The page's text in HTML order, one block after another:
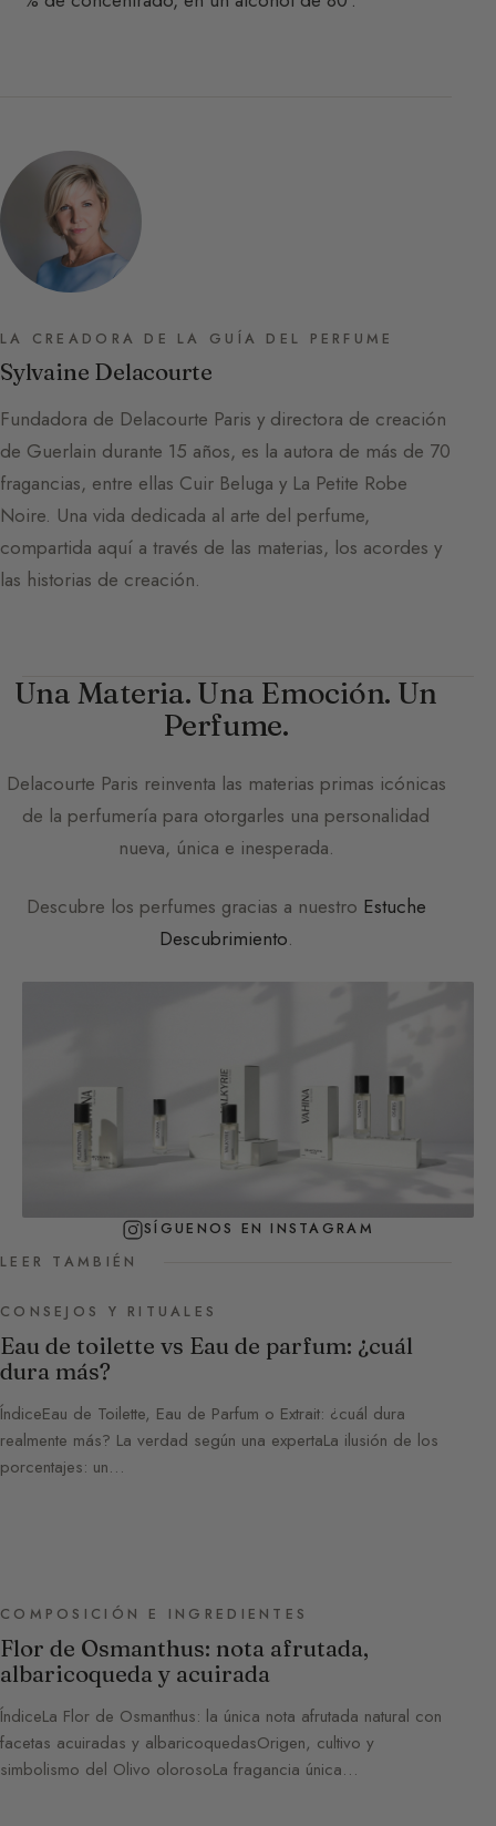
LA CREADORA DE LA GUÍA DEL PERFUME
Sylvaine Delacourte
Fundadora de Delacourte Paris y directora de creación
de Guerlain durante 15 años, es la autora de más de 70
fragancias, entre ellas Cuir Beluga y La Petite Robe
Noire. Una vida dedicada al arte del perfume,
compartida aquí a través de las materias, los acordes y
las historias de creación.
Una Materia. Una Emoción. Un
Perfume.
Delacourte Paris reinventa las materias primas icónicas
de la perfumería para otorgarles una personalidad
nueva, única e inesperada.
Descubre los perfumes gracias a nuestro Estuche
Descubrimiento.
SÍGUENOS EN INSTAGRAM
LEER TAMBIÉN
CONSEJOS Y RITUALES
Eau de toilette vs Eau de parfum: ¿cuál
dura más?
ÍndiceEau de Toilette, Eau de Parfum o Extrait: ¿cuál dura
realmente más? La verdad según una expertaLa ilusión de los
porcentajes: un…
COMPOSICIÓN E INGREDIENTES
Flor de Osmanthus: nota afrutada,
albaricoqueda y acuirada
ÍndiceLa Flor de Osmanthus: la única nota afrutada natural con
facetas acuiradas y albaricoquedasOrigen, cultivo y
simbolismo del Olivo olorosoLa fragancia única…